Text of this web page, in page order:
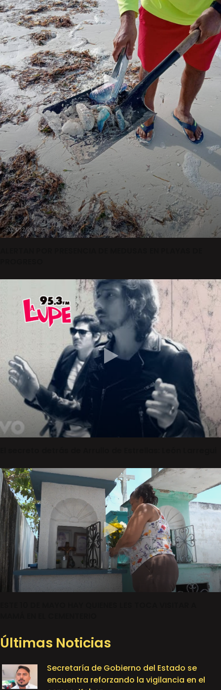
Últimas Noticias
Secretaría de Gobierno del Estado se
encuentra reforzando la vigilancia en el